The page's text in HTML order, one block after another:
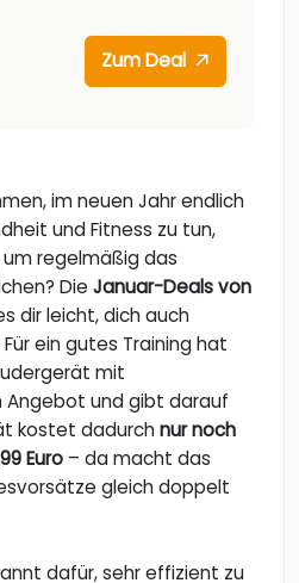
Zum Deal
im neuen Jahr endlich
und Fitness zu tun,
regelmäßig das
Die Januar-Deals von
dir leicht, dich auch
ein gutes Training hat
mit
Angebot und gibt darauf
kostet dadurchnur noch
Euro – da macht das
gleich doppelt
dafür, sehr effizient zu